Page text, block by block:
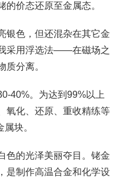
价态还原至金属态。
银色，但还混杂在其它金
采用浮选法——在磁场之
质分离。
40%。为达到99%以上
氧化、还原、重收精练等
块。
色的光泽美丽夺目。铑金
是制作高温合金和化学设